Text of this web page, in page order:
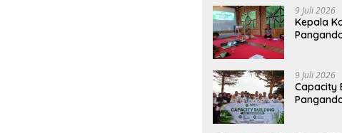
9 Juli 2026
Kepala
Lini
9 Juli 2026
Capacity